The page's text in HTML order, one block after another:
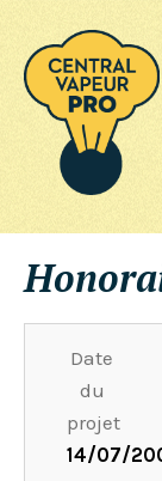
Date
du
projet
14/07/